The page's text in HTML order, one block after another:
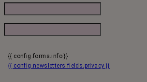
{{ config.forms.info }}
{{ config.newsletters.fields.privacy }}